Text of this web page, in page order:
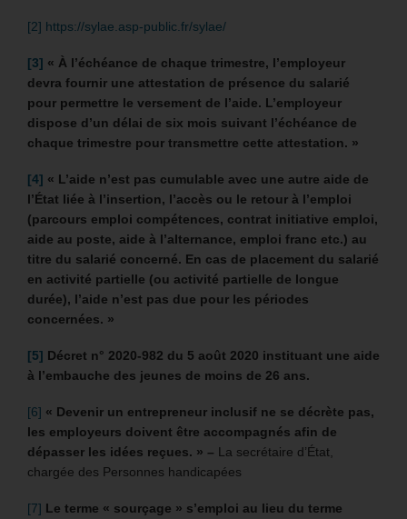
[2] https://sylae.asp-public.fr/sylae/
[3] « À l’échéance de chaque trimestre, l’employeur
devra fournir une attestation de présence du salarié
pour permettre le versement de l’aide. L’employeur
dispose d’un délai de six mois suivant l’échéance de
chaque trimestre pour transmettre cette attestation. »
[4] « L’aide n’est pas cumulable avec une autre aide de
l’État liée à l’insertion, l’accès ou le retour à l’emploi
(parcours emploi compétences, contrat initiative emploi,
aide au poste, aide à l’alternance, emploi franc etc.) au
titre du salarié concerné. En cas de placement du salarié
en activité partielle (ou activité partielle de longue
durée), l’aide n’est pas due pour les périodes
concernées. »
[5] Décret n° 2020-982 du 5 août 2020 instituant une aide
à l’embauche des jeunes de moins de 26 ans.
[6] « Devenir un entrepreneur inclusif ne se décrète pas,
les employeurs doivent être accompagnés afin de
dépasser les idées reçues. » – La secrétaire d’État,
chargée des Personnes handicapées
[7] Le terme « sourçage » s’emploi au lieu du terme